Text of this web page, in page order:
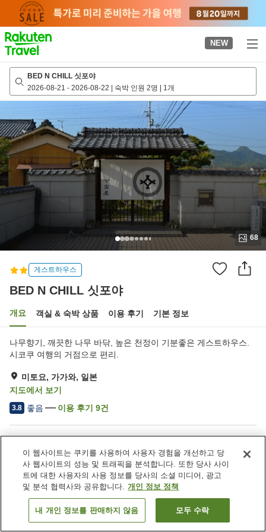
page
NEW
BED N CHILL 싯포야
2026-08-21 - 2026-08-22 | 숙박 인원 2명 | 1개
68
게스트하우스
BED N CHILL 싯포야
개요 객실 & 숙박 상품 이용 후기 기본 정보
나무향기, 깨끗한 나무 바닦, 높은 천정이 기분좋은 게스트하우스.
시코쿠 여행의 거점으로 편리.
미토요, 가가와, 일본
지도에서 보기
3.8 좋음 이용 후기 9건
주차장
바비큐 시설
세탁 (무료)
객실 보기
이 웹사이트는 쿠키를 사용하여 사용자 경험을 개선하고 당
사 웹사이트의 성능 및 트래픽을 분석합니다. 또한 당사 사이
트에 대한 사용자의 사용 정보를 당사의 소셜 미디어, 광고
및 분석 협력사와 공유합니다. 개인 정보 정책
내 개인 정보를 판매하지 않음 모두 수락